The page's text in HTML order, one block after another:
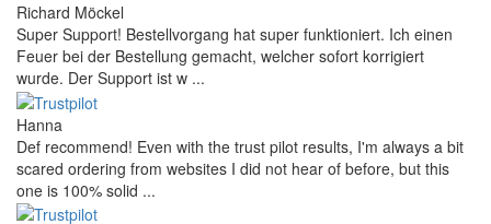
Richard Möckel
Super Support! Bestellvorgang hat super funktioniert. Ich einen
Feuer bei der Bestellung gemacht, welcher sofort korrigiert
wurde. Der Support ist w ...
Hanna
Def recommend! Even with the trust pilot results, I'm always a bit
scared ordering from websites I did not hear of before, but this
one is 100% solid ...